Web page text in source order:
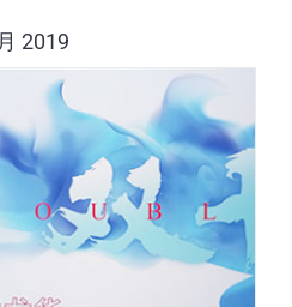
2019